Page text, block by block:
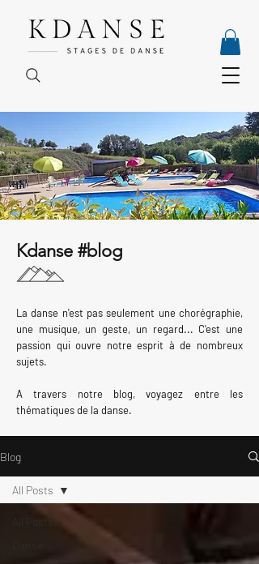
Kdanse #blog
La danse n'est pas seulement une chorégraphie,
une musique, un geste, un regard... C'est une
passion qui ouvre notre esprit à de nombreux
sujets.
A travers notre blog, voyagez entre les
thématiques de la danse.
Blog
All Posts
All Posts